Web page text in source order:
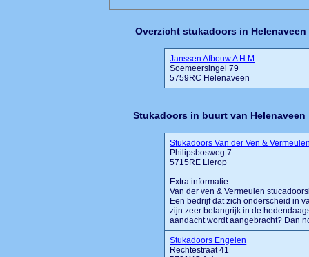
Overzicht stukadoors in Helenaveen
Janssen Afbouw A H M
Soemeersingel 79
5759RC Helenaveen
Stukadoors in buurt van Helenaveen
Stukadoors Van der Ven &
Philipsbosweg 7
5715RE Lierop
Extra informatie:
Van der ven & Vermeulen
Een bedrijf dat zich onderscheid in
zijn zeer belangrijk in de
aandacht wordt aangebracht? Dan
Stukadoors Engelen
Rechtestraat 41